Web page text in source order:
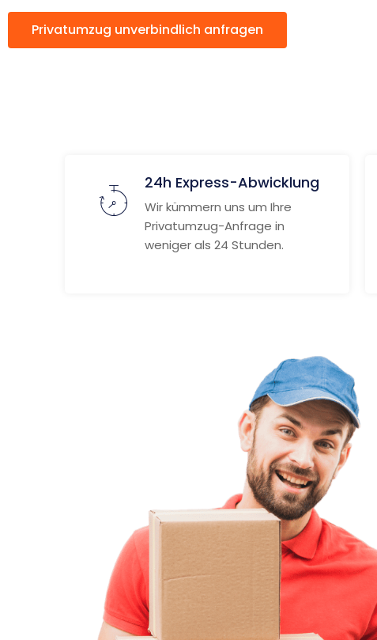
Privatumzug unverbindlich anfragen
24h Express-Abwicklung
Wir kümmern uns um Ihre
Privatumzug-Anfrage in
weniger als 24 Stunden.